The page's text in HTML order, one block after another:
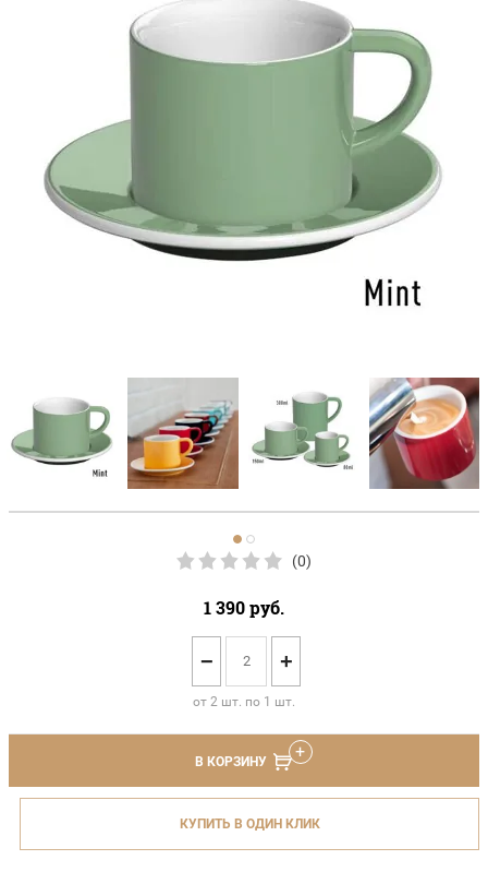
(0)
1 390руб.
− +
от 2 шт. по 1 шт.
В КОРЗИНУ
КУПИТЬ В ОДИН КЛИК